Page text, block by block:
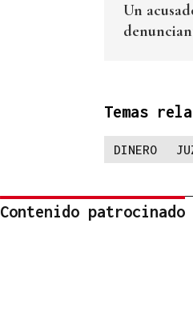
Un
Temas
DINERO
Contenido patrocinado